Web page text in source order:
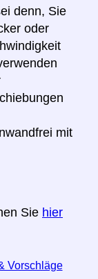
denn, Sie
oder
mit
Sie hier
Vorschläge